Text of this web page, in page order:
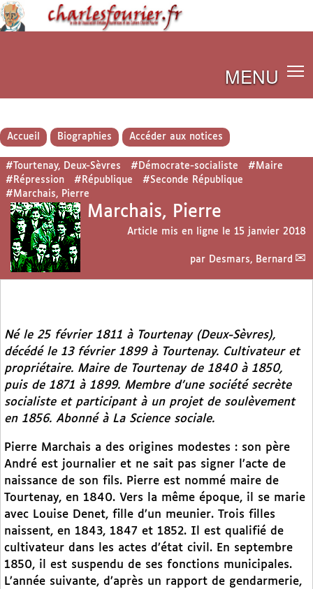
MENU
Accueil Biographies Accéder aux notices
#Tourtenay, Deux-Sèvres #Démocrate-socialiste
#Maire
#Répression
#République
#Seconde République
#Marchais, Pierre
Marchais, Pierre
Article mis en ligne le 15 janvier 2018
par Desmars, Bernard
Né le 25 février 1811 à Tourtenay (Deux-Sèvres),
décédé le 13 février 1899 à Tourtenay. Cultivateur et
propriétaire. Maire de Tourtenay de 1840 à 1850,
puis de 1871 à 1899. Membre d’une société secrète
socialiste et participant à un projet de soulèvement
en 1856. Abonné à La Science sociale.
Pierre Marchais a des origines modestes : son père
André est journalier et ne sait pas signer l’acte de
naissance de son fils. Pierre est nommé maire de
Tourtenay, en 1840. Vers la même époque, il se marie
avec Louise Denet, fille d’un meunier. Trois filles
naissent, en 1843, 1847 et 1852. Il est qualifié de
cultivateur dans les actes d’état civil. En septembre
1850, il est suspendu de ses fonctions municipales.
L’année suivante, d’après un rapport de gendarmerie,